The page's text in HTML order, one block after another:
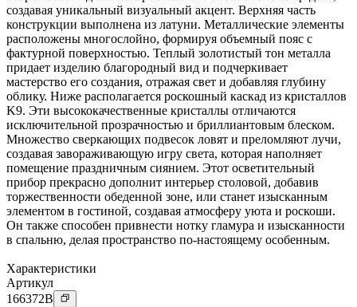
создавая уникальный визуальный акцент. Верхняя часть
конструкции выполнена из латуни. Металлические элементы
расположены многослойно, формируя объемный пояс с
фактурной поверхностью. Теплый золотистый тон металла
придает изделию благородный вид и подчеркивает
мастерство его создания, отражая свет и добавляя глубину
облику. Ниже располагается роскошный каскад из кристаллов
K9. Эти высококачественные кристаллы отличаются
исключительной прозрачностью и бриллиантовым блеском.
Множество сверкающих подвесок ловят и преломляют лучи,
создавая завораживающую игру света, которая наполняет
помещение праздничным сиянием. Этот осветительный
прибор прекрасно дополнит интерьер столовой, добавив
торжественности обеденной зоне, или станет изысканным
элементом в гостиной, создавая атмосферу уюта и роскоши.
Он также способен привнести нотку гламура и изысканности
в спальню, делая пространство по-настоящему особенным.
Характеристики
Артикул
166372B